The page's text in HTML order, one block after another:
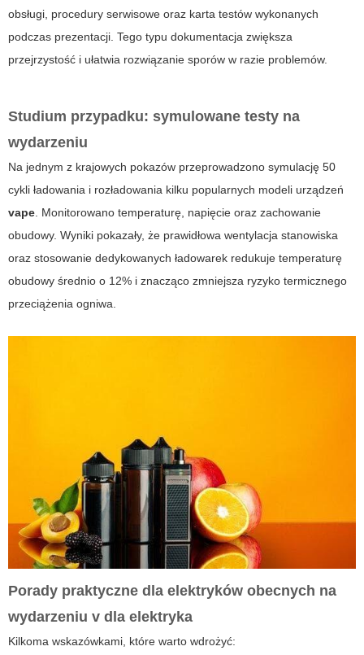
obsługi, procedury serwisowe oraz karta testów wykonanych
podczas prezentacji. Tego typu dokumentacja zwiększa
przejrzystość i ułatwia rozwiązanie sporów w razie problemów.
Studium przypadku: symulowane testy na
wydarzeniu
Na jednym z krajowych pokazów przeprowadzono symulację 50
cykli ładowania i rozładowania kilku popularnych modeli urządzeń
vape. Monitorowano temperaturę, napięcie oraz zachowanie
obudowy. Wyniki pokazały, że prawidłowa wentylacja stanowiska
oraz stosowanie dedykowanych ładowarek redukuje temperaturę
obudowy średnio o 12% i znacząco zmniejsza ryzyko termicznego
przeciążenia ogniwa.
Porady praktyczne dla elektryków obecnych na
wydarzeniu v dla elektryka
Kilkoma wskazówkami, które warto wdrożyć: